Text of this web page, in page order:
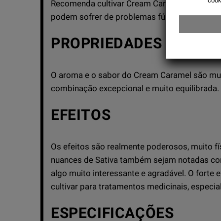
Recomenda cultivar Cream Caramel em
podem sofrer de problemas fúngicos.
PROPRIEDADES
O aroma e o sabor do Cream Caramel são
combinação excepcional e muito equilibrada.
EFEITOS
Os efeitos são realmente poderosos, muito
nuances de Sativa também sejam notadas
algo muito interessante e agradável. O
cultivar para tratamentos medicinais,
ESPECIFICAÇÕES